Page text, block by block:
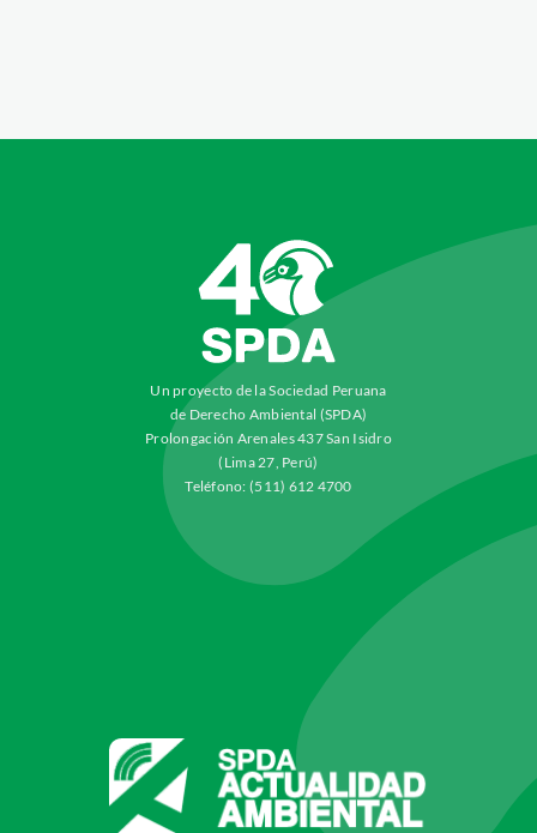
Un proyecto de la Sociedad Peruana
de Derecho Ambiental (SPDA)
Prolongación Arenales 437 San Isidro
(Lima 27, Perú)
Teléfono: (511) 612 4700